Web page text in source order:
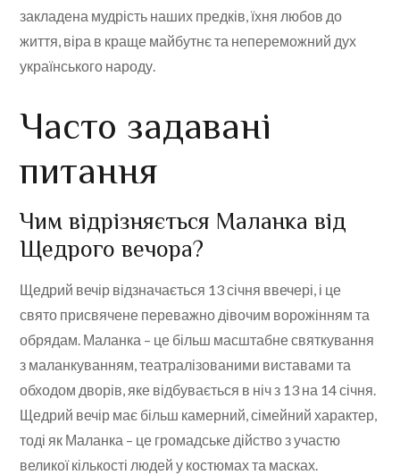
закладена мудрість наших предків, їхня любов до
життя, віра в краще майбутнє та непереможний дух
українського народу.
Часто задавані
питання
Чим відрізняється Маланка від
Щедрого вечора?
Щедрий вечір відзначається 13 січня ввечері, і це
свято присвячене переважно дівочим ворожінням та
обрядам. Маланка – це більш масштабне святкування
з маланкуванням, театралізованими виставами та
обходом дворів, яке відбувається в ніч з 13 на 14 січня.
Щедрий вечір має більш камерний, сімейний характер,
тоді як Маланка – це громадське дійство з участю
великої кількості людей у костюмах та масках.